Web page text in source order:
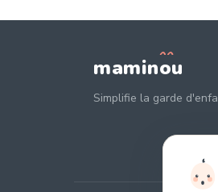
maminou
Simplifie la garde